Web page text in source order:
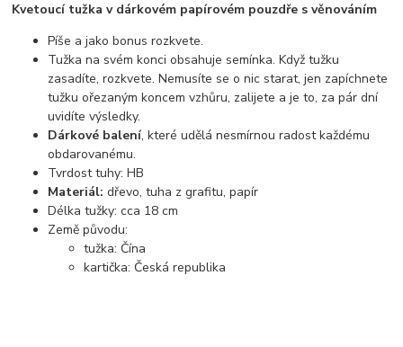
Kvetoucí tužka v dárkovém papírovém pouzdře s věnováním
Píše a jako bonus rozkvete.
Tužka na svém konci obsahuje semínka. Když tužku
zasadíte, rozkvete. Nemusíte se o nic starat, jen zapíchnete
tužku ořezaným koncem vzhůru, zalijete a je to, za pár dní
uvidíte výsledky.
Dárkové balení, které udělá nesmírnou radost každému
obdarovanému.
Tvrdost tuhy: HB
Materiál: dřevo, tuha z grafitu, papír
Délka tužky: cca 18 cm
Země původu:
tužka: Čína
kartička: Česká republika